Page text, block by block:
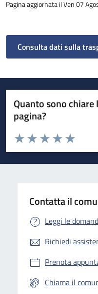
Pagina aggiornata il Ven 07
Consulta dati sulla
Quanto sono
pagina?
Valuta da 1 a 5 stelle la pagina
Valuta 5
Valuta 4
Valuta 3 stelle
Valuta 2 stelle su 5
Valuta 1 stelle su 5
Contatta il
Leggi le
Richiedi
Prenota
Chiama il